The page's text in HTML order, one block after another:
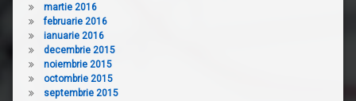
martie 2016
februarie 2016
ianuarie 2016
decembrie 2015
noiembrie 2015
octombrie 2015
septembrie 2015